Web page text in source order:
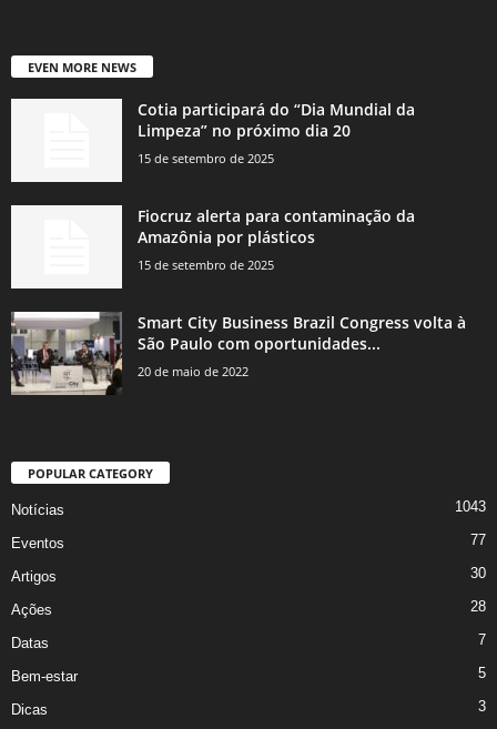
EVEN MORE NEWS
Cotia participará do “Dia Mundial da
Limpeza” no próximo dia 20
15 de setembro de 2025
Fiocruz alerta para contaminação da
Amazônia por plásticos
15 de setembro de 2025
Smart City Business Brazil Congress volta à
São Paulo com oportunidades...
20 de maio de 2022
POPULAR CATEGORY
Notícias 1043
Eventos 77
Artigos 30
Ações 28
Datas 7
Bem-estar 5
Dicas 3